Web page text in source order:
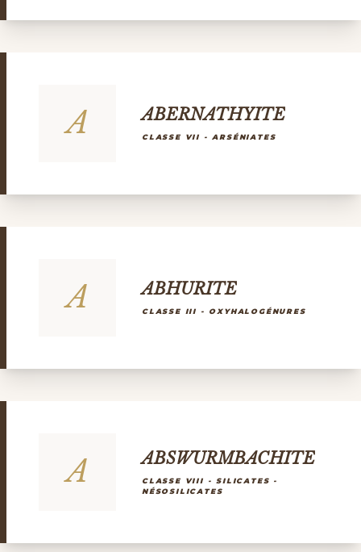
A ABERNATHYITE
CLASSE VII - ARSÉNIATES
A ABHURITE
CLASSE III - OXYHALOGÉNURES
A ABSWURMBACHITE
CLASSE VIII - SILICATES -
NÉSOSILICATES